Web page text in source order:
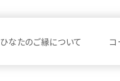
ひなたのご縁について